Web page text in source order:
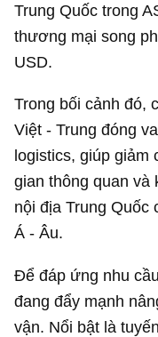
Trung Quốc trong
thương mại song
USD.
Trong bối cảnh đó,
Việt - Trung đóng
logistics, giúp giảm
gian thông quan và
nội địa Trung
Á - Âu.
Để đáp ứng nhu
đang đẩy mạnh
vận. Nổi bật là